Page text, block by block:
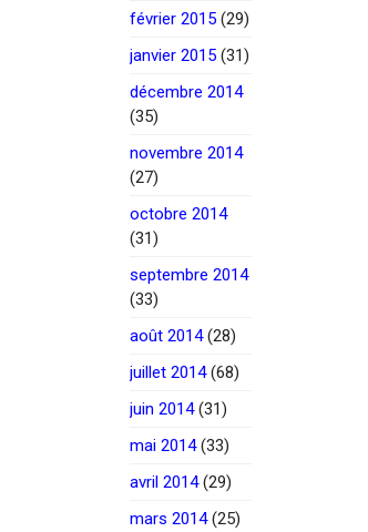
février 2015 (29)
janvier 2015 (31)
décembre 2014
(35)
novembre 2014
(27)
octobre 2014
(31)
septembre 2014
(33)
août 2014(28)
juillet 2014(68)
juin 2014(31)
mai 2014(33)
avril 2014(29)
mars 2014(25)